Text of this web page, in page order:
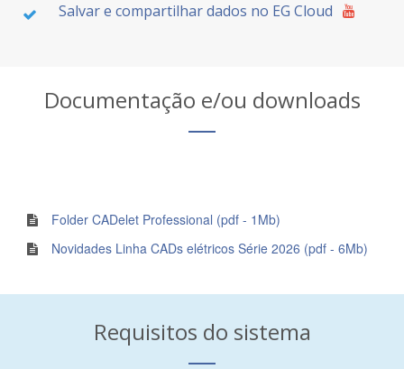
Salvar e compartilhar dados no EG Cloud
Documentação e/ou downloads
Folder CADelet Professional (pdf - 1Mb)
Novidades Linha CADs elétricos Série 2026 (pdf - 6Mb)
Requisitos do sistema